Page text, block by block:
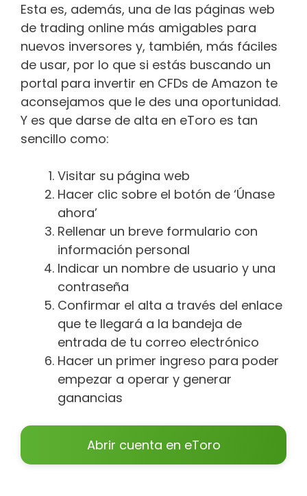
Esta es, además, una de las páginas web
de trading online más amigables para
nuevos inversores y, también, más fáciles
de usar, por lo que si estás buscando un
portal para invertir en CFDs de Amazon te
aconsejamos que le des una oportunidad.
Y es que darse de alta en eToro es tan
sencillo como:
Visitar su página web
Hacer clic sobre el botón de ‘Únase
ahora’
Rellenar un breve formulario con
información personal
Indicar un nombre de usuario y una
contraseña
Confirmar el alta a través del enlace
que te llegará a la bandeja de
entrada de tu correo electrónico
Hacer un primer ingreso para poder
empezar a operar y generar
ganancias
Abrir cuenta en eToro